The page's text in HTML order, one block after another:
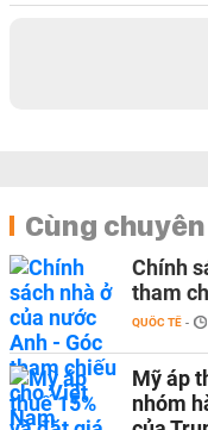
Cùng
Chính
tham
QUỐC TẾ -
Mỹ áp
nhóm